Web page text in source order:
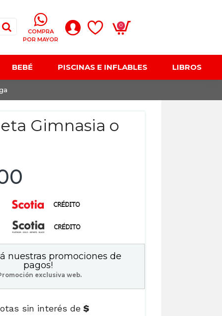
COMPRA
POR MAYOR
0
BEBÉ PISCINAS E INFLABLES LIBROS
Gimnasia o
nuestras promociones de
pagos!
exclusiva web.
sin interés de $